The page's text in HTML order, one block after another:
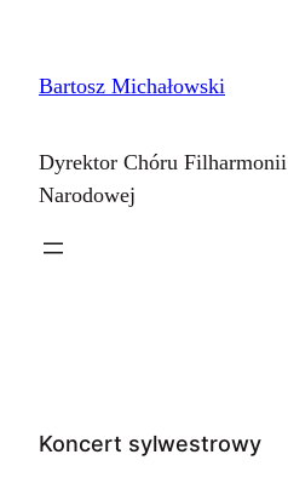
treściBartosz Michałowski
Dyrektor Chóru Filharmonii
Narodowej
Koncert sylwestrowy